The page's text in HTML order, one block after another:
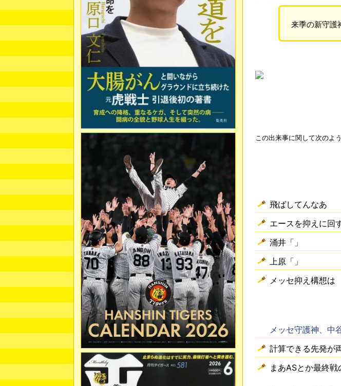
来季の新守護
この出来事に関して次のよ
飛ばしてんなあ
エースを抑えに回
涌井「」
上原「」
メッセ抑え構想は
メッセ守護神、中
計算できる先発が
まあASとか最終